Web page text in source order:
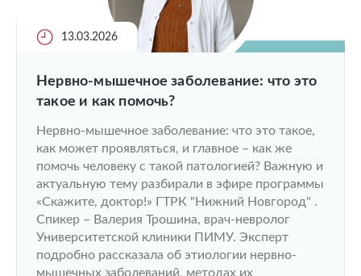
13.03.2026
Нервно-мышечное заболевание: что это
такое и как помочь?
Нервно-мышечное заболевание: что это такое,
как может проявляться, и главное – как же
помочь человеку с такой патологией? Важную и
актуальную тему разбирали в эфире программы
«Скажите, доктор!» ГТРК "Нижний Новгород" .
Спикер – Валерия Трошина, врач-невролог
Университетской клиники ПИМУ. Эксперт
подробно рассказала об этиологии нервно-
мышечных заболеваний, методах их